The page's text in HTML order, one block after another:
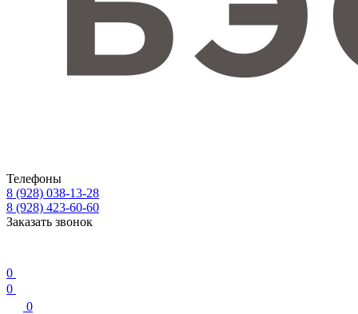
Телефоны
8 (928) 038-13-28
8 (928) 423-60-60
Заказать звонок
0
0
0